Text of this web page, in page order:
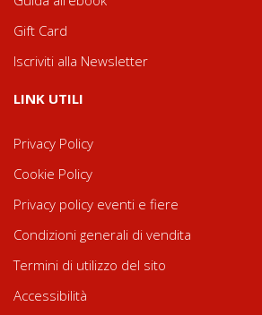
Gift Card
Iscriviti alla Newsletter
LINK UTILI
Privacy Policy
Cookie Policy
Privacy policy eventi e fiere
Condizioni generali di vendita
Termini di utilizzo del sito
Accessibilità